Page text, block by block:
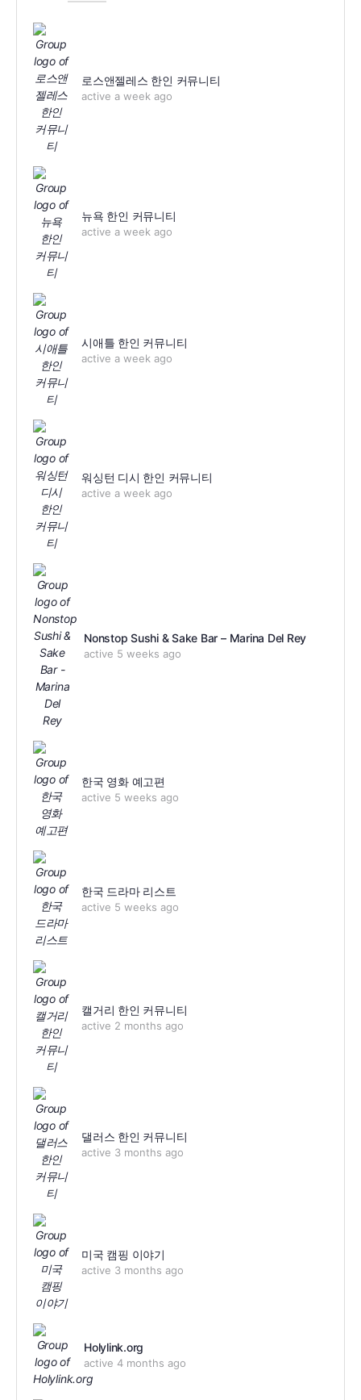
로스앤젤레스 한인 커뮤니티
active a week ago
뉴욕 한인 커뮤니티
active a week ago
시애틀 한인 커뮤니티
active a week ago
워싱턴 디시 한인 커뮤니티
active a week ago
Nonstop Sushi & Sake Bar – Marina Del Rey
active 5 weeks ago
한국 영화 예고편
active 5 weeks ago
한국 드라마 리스트
active 5 weeks ago
캘거리 한인 커뮤니티
active 2 months ago
댈러스 한인 커뮤니티
active 3 months ago
미국 캠핑 이야기
active 3 months ago
Holylink.org
active 4 months ago